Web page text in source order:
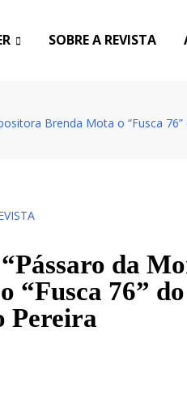
SOBRE A REVISTA
Brenda Mota o “Fusca
da
“Fusca 76”
Pereira